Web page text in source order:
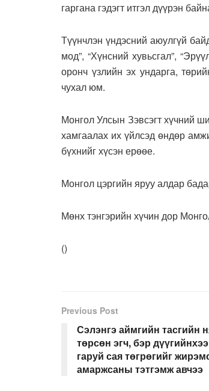
гаргана гэдэгт итгэл дүүрэн
Түүнчлэн үндэсний аюулгүй
мод”, “Хүнсний хувьсгал”,
оронч үзлийн эх ундарга,
чухал юм.
Монгол Улсын Зэвсэгт хүчний
хамгаалах их үйлсэд өндөр
бүхнийг хүсэн ерөөе.
Монгол цэргийн яруу алдар
Мөнх тэнгэрийн хүчин дор
()
Previous Post
Сэлэнгэ аймгийн тасгийн
төрсөн эгч, бэр
гаруй сая төгрөгийг
амаржсаны тэтгэмж авчээ